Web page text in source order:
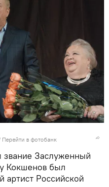
Перейти в фотобанк
звание Заслуженный
Кокшенов был
артист Российской